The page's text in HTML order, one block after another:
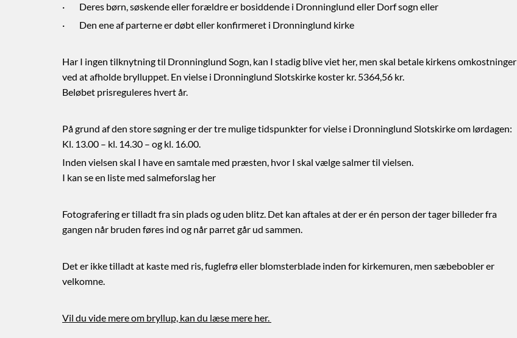
· Deres børn, søskende eller forældre er bosiddende i Dronninglund eller Dorf sogn eller
· Den ene af parterne er døbt eller konfirmeret i Dronninglund kirke
Har I ingen tilknytning til Dronninglund Sogn, kan I stadig blive viet her, men skal betale kirkens omkostninger
ved at afholde brylluppet. En vielse i Dronninglund Slotskirke koster kr. 5364,56 kr.
Beløbet prisreguleres hvert år.
På grund af den store søgning er der tre mulige tidspunkter for vielse i Dronninglund Slotskirke om lørdagen:
Kl. 13.00 – kl. 14.30 – og kl. 16.00.
Inden vielsen skal I have en samtale med præsten, hvor I skal vælge salmer til vielsen.
I kan se en liste med salmeforslag her
Fotografering er tilladt fra sin plads og uden blitz. Det kan aftales at der er én person der tager billeder fra
gangen når bruden føres ind og når parret går ud sammen.
Det er ikke tilladt at kaste med ris, fuglefrø eller blomsterblade inden for kirkemuren, men sæbebobler er
velkomne.
Vil du vide mere om bryllup, kan du læse mere her.